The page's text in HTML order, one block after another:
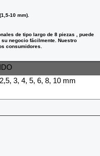
10 mm).
de tipo largo de 8 piezas , puede
negocio fácilmente. Nuestro
consumidores.
3, 4, 5, 6, 8, 10 mm